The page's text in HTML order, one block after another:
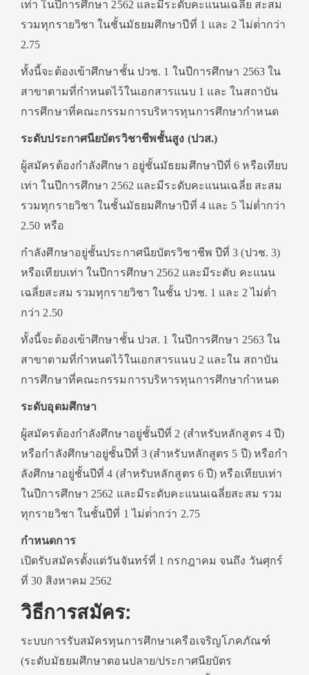
เท่า ในปีการศึกษา 2562 และมีระดับคะแนนเฉลี่ย สะสม
รวมทุกรายวิชา ในชั้นมัธยมศึกษาปีที่ 1 และ 2 ไม่ต่ํากว่า
2.75
ทั้งนี้จะต้องเข้าศึกษาชั้น ปวช. 1 ในปีการศึกษา 2563 ใน
สาขาตามที่กําหนดไว้ในเอกสารแนบ 1 และ ในสถาบัน
การศึกษาที่คณะกรรมการบริหารทุนการศึกษากําหนด
ระดับประกาศนียบัตรวิชาชีพชั้นสูง (ปวส.)
ผู้สมัครต้องกําลังศึกษา อยู่ชั้นมัธยมศึกษาปีที่ 6 หรือเทียบ
เท่า ในปีการศึกษา 2562 และมีระดับคะแนนเฉลี่ย สะสม
รวมทุกรายวิชา ในชั้นมัธยมศึกษาปีที่ 4 และ 5 ไม่ต่ำกว่า
2.50 หรือ
กําลังศึกษาอยู่ชั้นประกาศนียบัตรวิชาชีพ ปีที่ 3 (ปวช. 3)
หรือเทียบเท่า ในปีการศึกษา 2562 และมีระดับ คะแนน
เฉลี่ยสะสม รวมทุกรายวิชา ในชั้น ปวช. 1 และ 2 ไม่ต่ำ
กว่า 2.50
ทั้งนี้จะต้องเข้าศึกษาชั้น ปวส. 1 ในปีการศึกษา 2563 ใน
สาขาตามที่กําหนดไว้ในเอกสารแนบ 2 และใน สถาบัน
การศึกษาที่คณะกรรมการบริหารทุนการศึกษากําหนด
ระดับอุดมศึกษา
ผู้สมัครต้องกําลังศึกษาอยู่ชั้นปีที่ 2 (สําหรับหลักสูตร 4 ปี)
หรือกําลังศึกษาอยู่ชั้นปีที่ 3 (สําหรับหลักสูตร 5 ปี) หรือกํา
ลังศึกษาอยู่ชั้นปีที่ 4 (สําหรับหลักสูตร 6 ปี) หรือเทียบเท่า
ในปีการศึกษา 2562 และมีระดับคะแนนเฉลี่ยสะสม รวม
ทุกรายวิชา ในชั้นปีที่ 1 ไม่ต่ํากว่า 2.75
กำหนดการ
เปิดรับสมัครตั้งแต่วันจันทร์ที่ 1 กรกฎาคม จนถึง วันศุกร์
ที่ 30 สิงหาคม 2562
วิธีการสมัคร:
ระบบการรับสมัครทุนการศึกษาเครือเจริญโภคภัณฑ์
(ระดับมัธยมศึกษาตอนปลาย/ประกาศนียบัตร